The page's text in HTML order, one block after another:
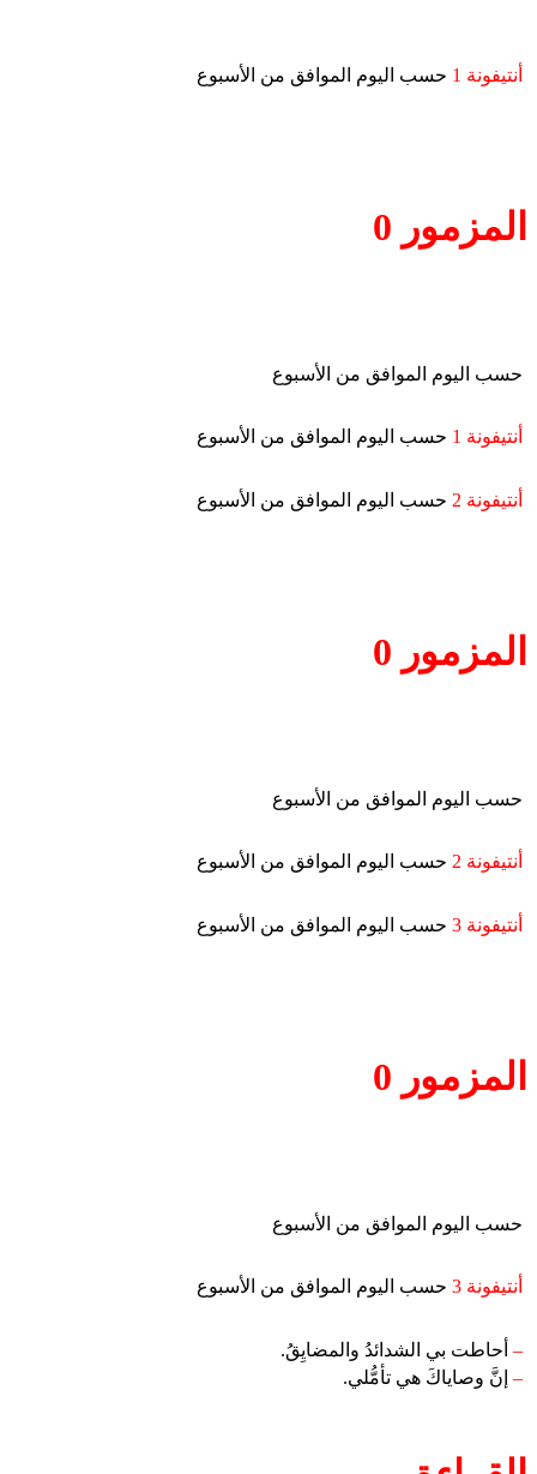
أنتيفونة 1 حسب اليوم الموافق من الأسبوع
المزمور 0
حسب اليوم الموافق من الأسبوع
أنتيفونة 1 حسب اليوم الموافق من الأسبوع
أنتيفونة 2 حسب اليوم الموافق من الأسبوع
المزمور 0
حسب اليوم الموافق من الأسبوع
أنتيفونة 2 حسب اليوم الموافق من الأسبوع
أنتيفونة 3 حسب اليوم الموافق من الأسبوع
المزمور 0
حسب اليوم الموافق من الأسبوع
أنتيفونة 3 حسب اليوم الموافق من الأسبوع
– أحاطت بي الشدائدُ والمضايِقُ.
– إنَّ وصاياكَ هي تأمُّلي.